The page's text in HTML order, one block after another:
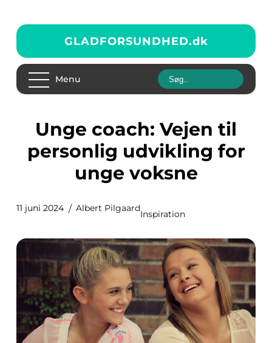
GLADFORSUNDHED.dk
Menu
Unge coach: Vejen til
personlig udvikling for
unge voksne
11 juni 2024 Albert Pilgaard
Inspiration